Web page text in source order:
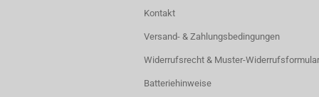
Kontakt
Versand- & Zahlungsbedingungen
Widerrufsrecht & Muster-Widerrufsformular
Batteriehinweise